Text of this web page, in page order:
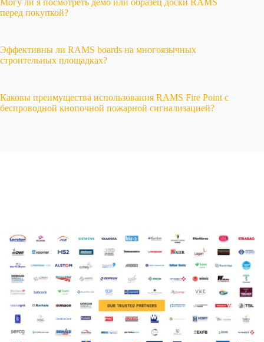
Могу ли я посмотреть демо или образец доски RAMS
перед покупкой?
Эффективны ли RAMS boards на многоязычных
строительных площадках?
Каковы преимущества использования RAMS Fire Point с
беспроводной кнопочной пожарной сигнализацией?